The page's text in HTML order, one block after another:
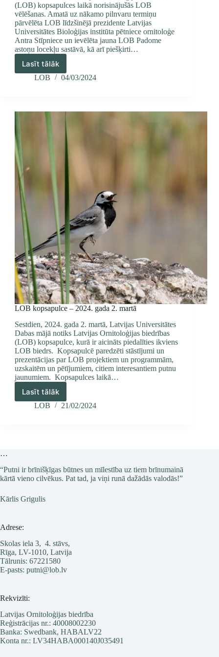
(LOB) kopsapulces laikā norisinājušās LOB
vēlēšanas. Amatā uz nākamo pilnvaru termiņu
pārvēlēta LOB līdzšinējā prezidente Latvijas
Universitātes Bioloģijas institūta pētniece ornitoloģe
Antra Stīpniece un ievēlēta jauna LOB Padome
astoņu locekļu sastāvā, kā arī piešķirti…
Lasīt tālāk
Ievēlēta
LOB
locekļi
un
LOB 04/03/2024
LOB kopsapulce – 2024. gada 2. martā
Sestdien, 2024. gada 2. martā, Latvijas Universitātes
Dabas mājā notiks Latvijas Ornitoloģijas biedrības
(LOB) kopsapulce, kurā ir aicināts piedalīties ikviens
LOB biedrs. Kopsapulcē paredzēti stāstījumi un
prezentācijas par LOB projektiem un programmām,
uzskaitēm un pētījumiem, citiem interesantiem putnu
jaunumiem. Kopsapulces laikā…
Lasīt tālāk
LOB
kopsapulce
LOB 21/02/2024
…
“Putni ir brīnišķīgas būtnes un mīlestība uz tiem brīnumainā
kārtā vieno cilvēkus. Pat tad, ja viņi runā dažādās valodās!”
Kārlis Grigulis
Adrese:
Skolas iela 3, 4. stāvs,
Rīga, LV-1010, Latvija
Tālrunis: 67221580
E-pasts: putni@lob.lv
Rekvizīti:
Latvijas Ornitoloģijas biedrība
Reģistrācijas nr.: 40008002230
Banka: Swedbank, HABALV22
Konta nr.: LV34HABA000140J035491